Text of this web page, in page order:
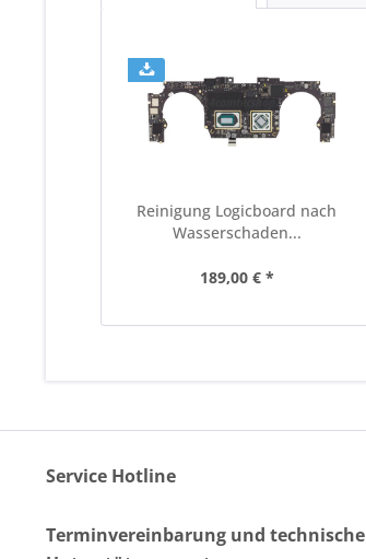
Reinigung Logicboard nach
Wasserschaden...
189,00 € *
Service Hotline
Terminvereinbarung und technische